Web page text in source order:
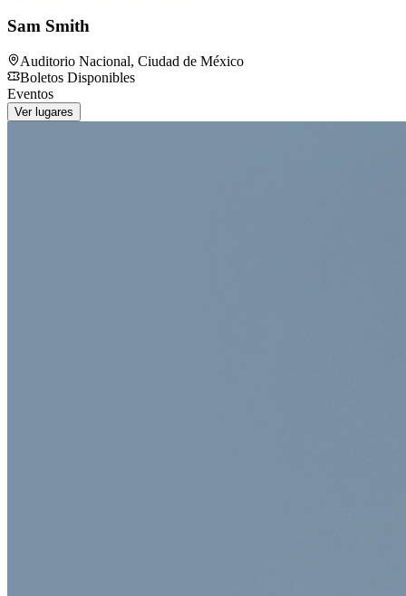
Sam Smith
Auditorio Nacional, Ciudad de México
Boletos Disponibles
Eventos
Ver lugares